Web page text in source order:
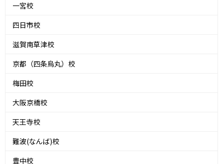
一宮校
四日市校
滋賀南草津校
京都（四条烏丸）校
梅田校
大阪京橋校
天王寺校
難波(なんば)校
豊中校